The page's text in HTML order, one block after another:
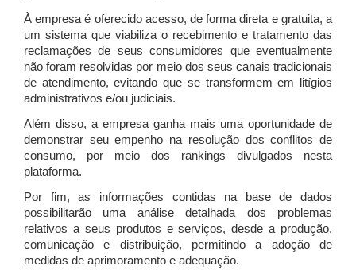
À empresa é oferecido acesso, de forma direta e gratuita, a
um sistema que viabiliza o recebimento e tratamento das
reclamações de seus consumidores que eventualmente
não foram resolvidas por meio dos seus canais tradicionais
de atendimento, evitando que se transformem em litígios
administrativos e/ou judiciais.
Além disso, a empresa ganha mais uma oportunidade de
demonstrar seu empenho na resolução dos conflitos de
consumo, por meio dos rankings divulgados nesta
plataforma.
Por fim, as informações contidas na base de dados
possibilitarão uma análise detalhada dos problemas
relativos a seus produtos e serviços, desde a produção,
comunicação e distribuição, permitindo a adoção de
medidas de aprimoramento e adequação.